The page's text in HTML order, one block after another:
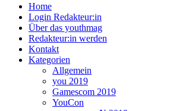
Home
Login Redakteur:in
Über das youthmag
Redakteur:in werden
Kontakt
Kategorien
Allgemein
you 2019
Gamescom 2019
YouCon